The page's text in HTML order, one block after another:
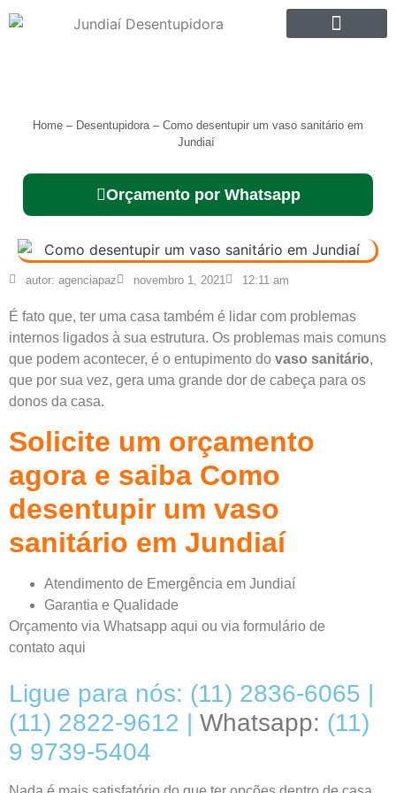
Home – Desentupidora– Como desentupir um vaso sanitário em
Jundiaí
Orçamento por Whatsapp
autor: agenciapaz novembro 1, 2021 12:11 am
É fato que, ter uma casa também é lidar com problemas
internos ligados à sua estrutura. Os problemas mais comuns
que podem acontecer, é o entupimento do vaso sanitário,
que por sua vez, gera uma grande dor de cabeça para os
donos da casa.
Solicite um orçamento
agora e saiba Como
desentupir um vaso
sanitário em Jundiaí
Atendimento de Emergência em Jundiaí
Garantia e Qualidade
Orçamento via Whatsapp aqui ou via formulário de
contato aqui
Ligue para nós: (11) 2836-6065 |
(11) 2822-9612 | Whatsapp: (11)
9 9739-5404